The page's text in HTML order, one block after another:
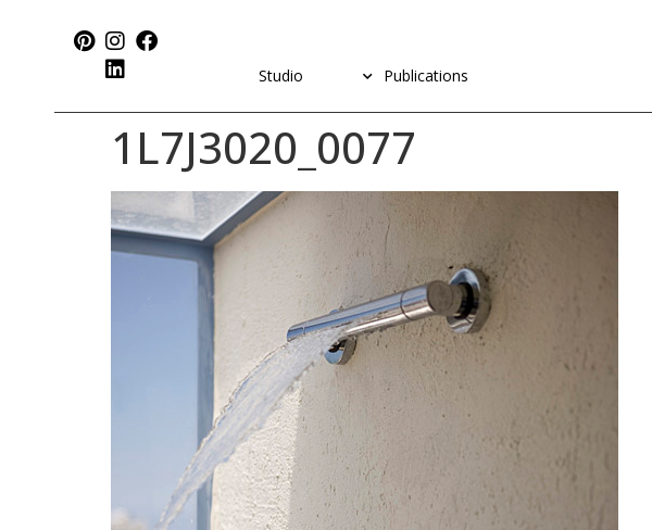
Publications
Studio
1L7J3020_0077